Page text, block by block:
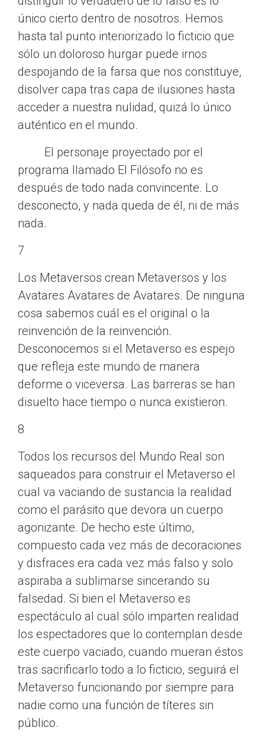
único cierto dentro de nosotros. Hemos
hasta tal punto interiorizado lo ficticio que
sólo un doloroso hurgar puede irnos
despojando de la farsa que nos constituye,
disolver capa tras capa de ilusiones hasta
acceder a nuestra nulidad, quizá lo único
auténtico en el mundo.
El personaje proyectado por el
programa llamado El Filósofo no es
después de todo nada convincente. Lo
desconecto, y nada queda de él, ni de más
nada.
7
Los Metaversos crean Metaversos y los
Avatares Avatares de Avatares. De ninguna
cosa sabemos cuál es el original o la
reinvención de la reinvención.
Desconocemos si el Metaverso es espejo
que refleja este mundo de manera
deforme o viceversa. Las barreras se han
disuelto hace tiempo o nunca existieron.
8
Todos los recursos del Mundo Real son
saqueados para construir el Metaverso el
cual va vaciando de sustancia la realidad
como el parásito que devora un cuerpo
agonizante. De hecho este último,
compuesto cada vez más de decoraciones
y disfraces era cada vez más falso y solo
aspiraba a sublimarse sincerando su
falsedad. Si bien el Metaverso es
espectáculo al cual sólo imparten realidad
los espectadores que lo contemplan desde
este cuerpo vaciado, cuando mueran éstos
tras sacrificarlo todo a lo ficticio, seguirá el
Metaverso funcionando por siempre para
nadie como una función de títeres sin
público.